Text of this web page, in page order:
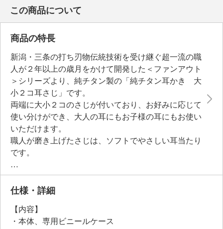
この商品について
商品の特長
新潟・三条の打ち刃物伝統技術を受け継ぐ超一流の職
人が２年以上の歳月をかけて開発した＜ファンアウト
＞シリーズより、純チタン製の「純チタン耳かき 大
小２コ耳さじ」です。
両端に大小２コのさじが付いており、お好みに応じて
使い分けができ、大人の耳にもお子様の耳にもお使い
いただけます。
職人が磨き上げたさじは、ソフトでやさしい耳当たり
です。
【純チタン耳かき 大小２コ耳さじ】
両端に大小２コの耳さじが付いた、純チタン削り出し
チタンは素材特性上、軽くて丈夫、錆や腐食に強く、
長持ちするという特徴を持ち、金属アレルギーも少な
仕様・詳細
【内容】
・本体、専用ビニールケース